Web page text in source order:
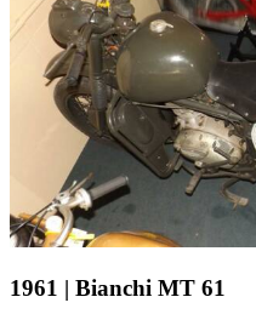
1961 | Bianchi MT 61